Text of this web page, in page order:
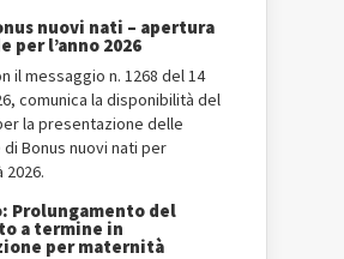
nuovi nati – apertura
per l’anno 2026
il messaggio n. 1268 del 14
comunica la disponibilità del
la presentazione delle
Bonus nuovi nati per
2026.
Prolungamento del
a termine in
per maternità